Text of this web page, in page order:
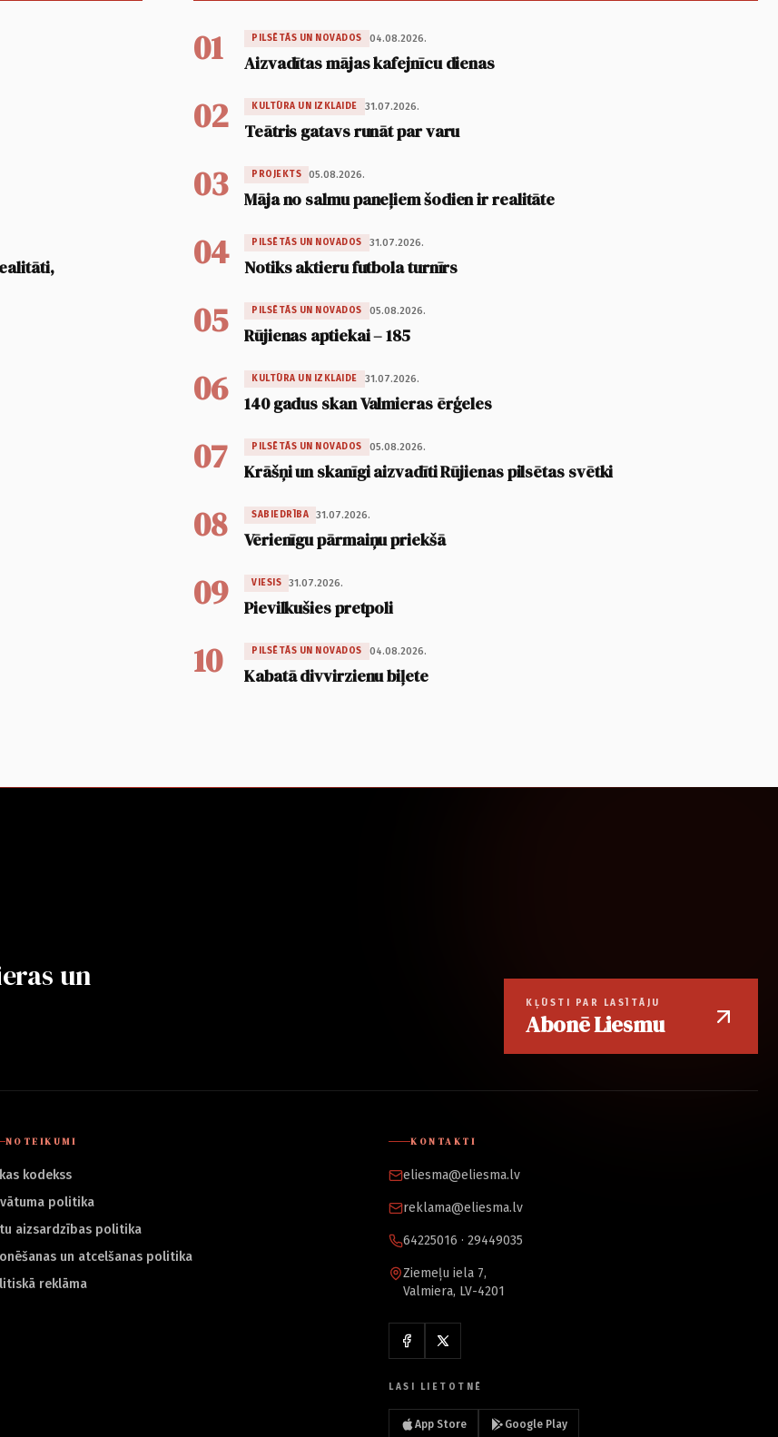
01 PILSĒTĀS UN NOVADOS 04.08.2026.
Aizvadītas mājas kafejnīcu dienas
02 KULTŪRA UN IZKLAIDE 31.07.2026.
Teātris gatavs runāt par varu
03 PROJEKTS 05.08.2026.
Māja no salmu paneļiem šodien ir realitāte
04 PILSĒTĀS UN NOVADOS 31.07.2026.
Notiks aktieru futbola turnīrs
05 PILSĒTĀS UN NOVADOS 05.08.2026.
Rūjienas aptiekai – 185
06 KULTŪRA UN IZKLAIDE 31.07.2026.
140 gadus skan Valmieras ērģeles
07 PILSĒTĀS UN NOVADOS 05.08.2026.
Krāšņi un skanīgi aizvadīti Rūjienas pilsētas svētki
08 SABIEDRĪBA 31.07.2026.
Vērienīgu pārmaiņu priekšā
09 VIESIS 31.07.2026.
Pievilkušies pretpoli
10 PILSĒTĀS UN NOVADOS 04.08.2026.
Kabatā divvirzienu biļete
un
KĻŪSTI PAR LASĪTĀJU
Abonē Liesmu
NOTEIKUMI
kodekss
politika
aizsardzības politika
un atcelšanas politika
reklāma
KONTAKTI
eliesma@eliesma.lv
reklama@eliesma.lv
64225016 · 29449035
Ziemeļu iela 7,
Valmiera, LV-4201
LASI LIETOTNĒ
App Store Google Play